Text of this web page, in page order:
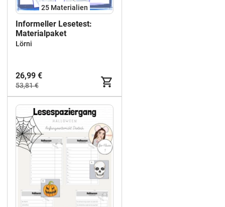
25 Materialien
Informeller Lesetest:
Materialpaket
Lörni
26,99 €
53,81 €